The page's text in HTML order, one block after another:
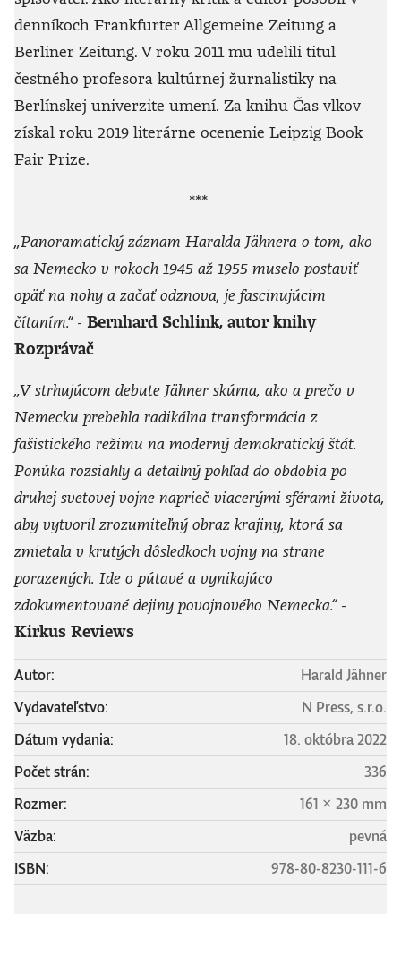
denníkoch Frankfurter Allgemeine Zeitung a
Berliner Zeitung. V roku 2011 mu udelili titul
čestného profesora kultúrnej žurnalistiky na
Berlínskej univerzite umení. Za knihu Čas vlkov
získal roku 2019 literárne ocenenie Leipzig Book
Fair Prize.
***
„Panoramatický záznam Haralda Jähnera o tom, ako
sa Nemecko v rokoch 1945 až 1955 muselo postaviť
opäť na nohy a začať odznova, je fascinujúcim
čítaním.“- Bernhard Schlink, autor knihy
Rozprávač
„V strhujúcom debute Jähner skúma, ako a prečo v
Nemecku prebehla radikálna transformácia z
fašistického režimu na moderný demokratický štát.
Ponúka rozsiahly a detailný pohľad do obdobia po
druhej svetovej vojne naprieč viacerými sférami života,
aby vytvoril zrozumiteľný obraz krajiny, ktorá sa
zmietala v krutých dôsledkoch vojny na strane
porazených. Ide o pútavé a vynikajúco
zdokumentované dejiny povojnového Nemecka.“-
Kirkus Reviews
Autor:
Harald Jähner
Vydavateľstvo:
N Press, s.r.o.
Dátum vydania:
18. októbra 2022
Počet strán:
336
Rozmer:
161 × 230 mm
Väzba:
pevná
ISBN:
978-80-8230-111-6